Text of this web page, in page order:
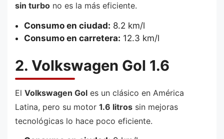
sin turbo no es la más eficiente.
Consumo en ciudad: 8.2 km/l
Consumo en carretera: 12.3 km/l
2. Volkswagen Gol 1.6
El Volkswagen Gol es un clásico en América
Latina, pero su motor 1.6 litros sin mejoras
tecnológicas lo hace poco eficiente.